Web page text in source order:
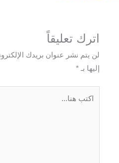
اترك تعليقاً
لن يتم نشر عنوان بريدك
إليها بـ*